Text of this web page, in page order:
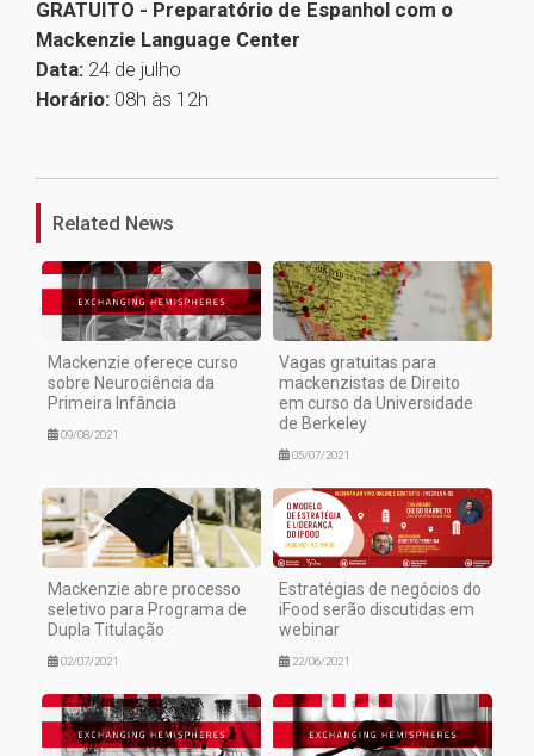
GRATUITO - Preparatório de Espanhol com o
Mackenzie Language Center
Data: 24 de julho
Horário: 08h às 12h
Related News
Mackenzie oferece curso
sobre Neurociência da
Primeira Infância
09/08/2021
Vagas gratuitas para
mackenzistas de Direito
em curso da Universidade
de Berkeley
05/07/2021
Mackenzie abre processo
seletivo para Programa de
Dupla Titulação
02/07/2021
Estratégias de negócios do
iFood serão discutidas em
webinar
22/06/2021